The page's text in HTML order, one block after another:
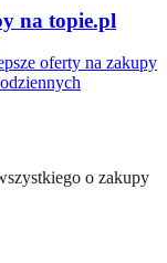
na topie.pl
oferty na zakupy
o zakupy